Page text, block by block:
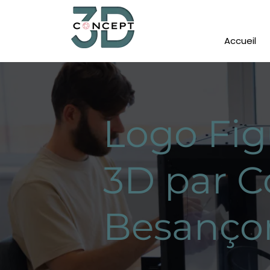
Accueil
Logo
3D par